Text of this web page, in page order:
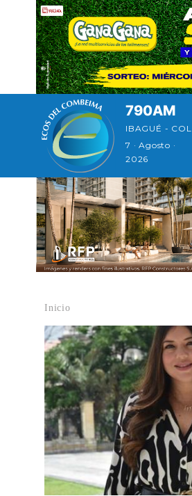
Pasar al contenido principal
790AM
IBAGUÉ - COL
7 · Agosto ·
2026
Inicio
Contenido multimedia principal